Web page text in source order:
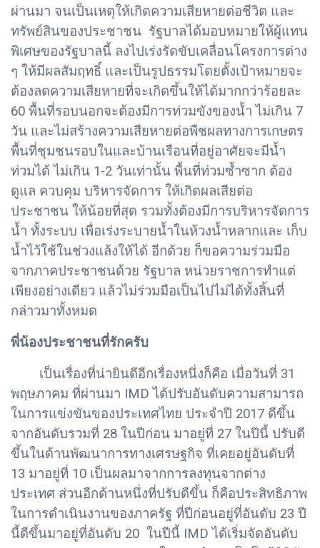
ผ่านมา จนเป็นเหตุให้เกิดความเสียหายต่อชีวิต และ
ทรัพย์สินของประชาชน รัฐบาลได้มอบหมายให้ผู้แทน
พิเศษของรัฐบาลนี้ ลงไปเร่งรัดขับเคลื่อนโครงการต่าง
ๆ ให้มีผลสัมฤทธิ์ และเป็นรูปธรรมโดยตั้งเป้าหมายจะ
ต้องลดความเสียหายที่จะเกิดขึ้นให้ได้มากกว่าร้อยละ
60 พื้นที่รอบนอกจะต้องมีการท่วมขังของน้ำ ไม่เกิน 7
วัน และไม่สร้างความเสียหายต่อพืชผลทางการเกษตร
พื้นที่ชุมชนรอบในและบ้านเรือนที่อยู่อาศัยจะมีน้ำ
ท่วมได้ ไม่เกิน 1-2 วันเท่านั้น พื้นที่ท่วมซ้ำซาก ต้อง
ดูแล ควบคุม บริหารจัดการ ให้เกิดผลเสียต่อ
ประชาชน ให้น้อยที่สุด รวมทั้งต้องมีการบริหารจัดการ
น้ำ ทั้งระบบ เพื่อเร่งระบายน้ำในห้วงน้ำหลากและ เก็บ
น้ำไว้ใช้ในช่วงแล้งให้ได้ อีกด้วย ก็ขอความร่วมมือ
จากภาคประชาชนด้วย รัฐบาล หน่วยราชการทำแต่
เพียงอย่างเดียว แล้วไม่ร่วมมือเป็นไปไม่ได้ทั้งสิ้นที่
กล่าวมาทั้งหมด
พี่น้องประชาชนที่รักครับ
เป็นเรื่องที่น่ายินดีอีกเรื่องหนึ่งก็คือ เมื่อวันที่ 31
พฤษภาคม ที่ผ่านมา IMD ได้ปรับอันดับความสามารถ
ในการแข่งขันของประเทศไทย ประจำปี 2017 ดีขึ้น
จากอันดับรวมที่ 28 ในปีก่อน มาอยู่ที่ 27 ในปีนี้ ปรับดี
ขึ้นในด้านพัฒนาการทางเศรษฐกิจ ที่เคยอยู่อันดับที่
13 มาอยู่ที่ 10 เป็นผลมาจากการลงทุนจากต่าง
ประเทศ ส่วนอีกด้านหนึ่งที่ปรับดีขึ้น ก็คือประสิทธิภาพ
ในการดำเนินงานของภาครัฐ ที่ปีก่อนอยู่ที่อันดับ 23 ปี
นี้ดีขึ้นมาอยู่ที่อันดับ 20 ในปีนี้ IMD ได้เริ่มจัดอันดับ